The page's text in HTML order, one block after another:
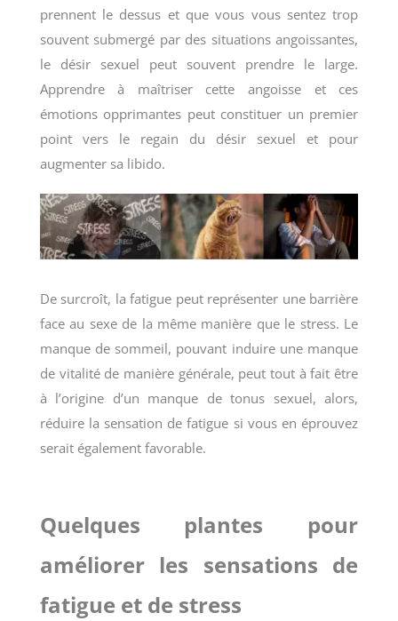
prennent le dessus et que vous vous sentez trop
souvent submergé par des situations angoissantes,
le désir sexuel peut souvent prendre le large.
Apprendre à maîtriser cette angoisse et ces
émotions opprimantes peut constituer un premier
point vers le regain du désir sexuel et pour
augmenter sa libido.
De surcroît, la fatigue peut représenter une barrière
face au sexe de la même manière que le stress. Le
manque de sommeil, pouvant induire une manque
de vitalité de manière générale, peut tout à fait être
à l’origine d’un manque de tonus sexuel, alors,
réduire la sensation de fatigue si vous en éprouvez
serait également favorable.
Quelques plantes pour
améliorer les sensations de
fatigue et de stress